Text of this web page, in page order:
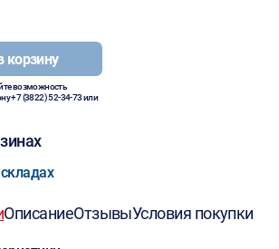
корзину
возможность
+7 (3822) 52-34-73или
ОписаниеОтзывыУсловия покупки